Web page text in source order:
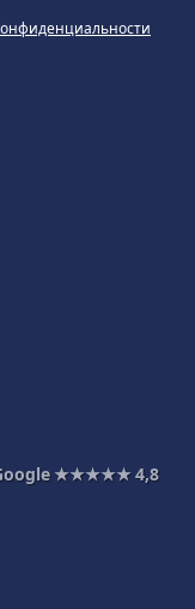
★★★★★4,8